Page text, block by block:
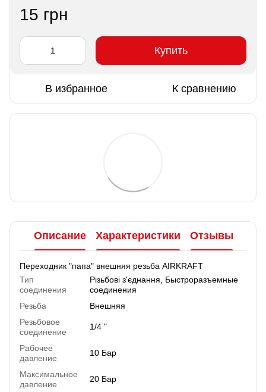
15 грн
Купить
В избранное К сравнению
Описание Характеристики Отзывы
Переходник "папа" внешняя резьба AIRKRAFT
Тип
соединения
Різьбові з'єднання
Быстроразъемные
соединения
Резьба
Внешняя
Резьбовое
соединение
1/4 "
Рабочее
давление
10 Бар
Максимальное
давление
20 Бар